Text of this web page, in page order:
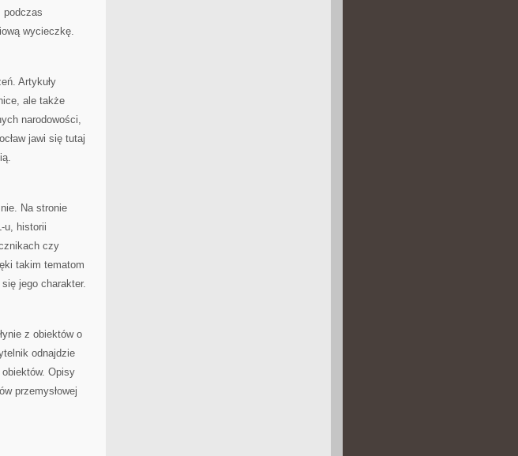
podczas
wycieczkę.
Artykuły
ale także
narodowości,
jawi się tutaj
Na stronie
u, historii
czy
takim tematom
jego charakter.
z obiektów o
odnajdzie
Opisy
przemysłowej